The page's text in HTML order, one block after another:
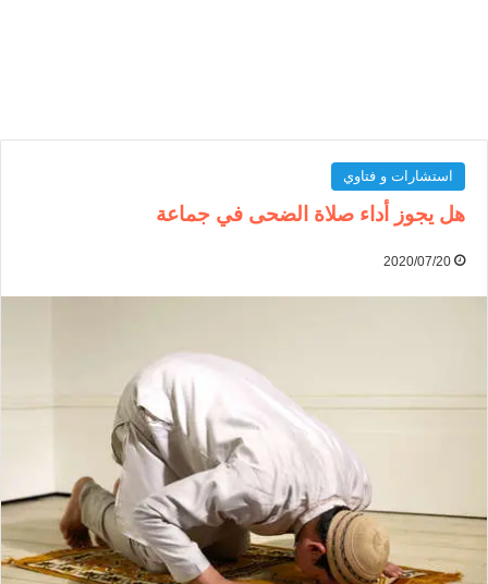
استشارات و فتاوي
هل يجوز أداء صلاة الضحى في جماعة
2020/07/20